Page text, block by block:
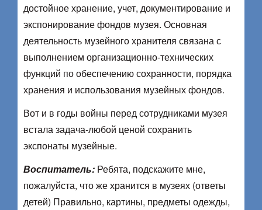
достойное хранение, учет, документирование и
экспонирование фондов музея. Основная
деятельность музейного хранителя связана с
выполнением организационно-технических
функций по обеспечению сохранности, порядка
хранения и использования музейных фондов.
Вот и в годы войны перед сотрудниками музея
встала задача-любой ценой сохранить
экспонаты музейные.
Воспитатель: Ребята, подскажите мне,
пожалуйста, что же хранится в музеях (ответы
детей) Правильно, картины, предметы одежды,